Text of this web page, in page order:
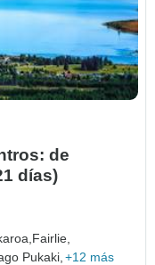
de
días)
Fairlie,
Pukaki, +12 más